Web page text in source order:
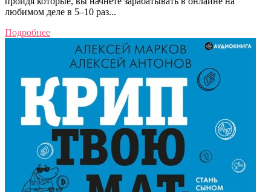
любимом деле в 5–10 раз...
Подробнее